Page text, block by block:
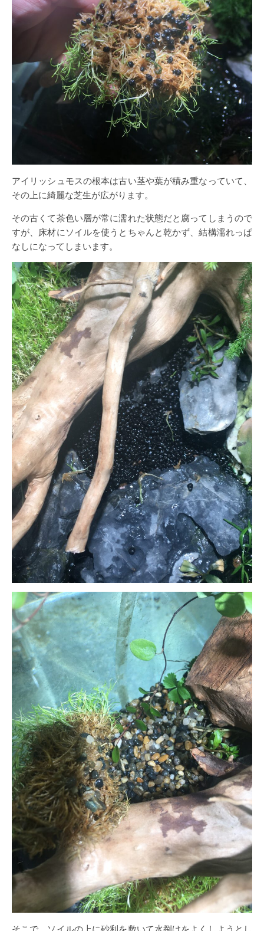
アイリッシュモスの根本は古い茎や葉が積み重なっていて、
その上に綺麗な芝生が広がります。
その古くて茶色い層が常に濡れた状態だと腐ってしまうので
すが、床材にソイルを使うとちゃんと乾かず、結構濡れっぱ
なしになってしまいます。
そこで、ソイルの上に砂利を敷いて水捌けをよくしようとし